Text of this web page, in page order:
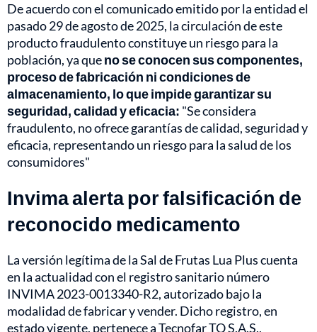
De acuerdo con el comunicado emitido por la entidad el
pasado 29 de agosto de 2025, la circulación de este
producto fraudulento constituye un riesgo para la
población, ya queno se conocen sus componentes,
proceso de fabricación ni condiciones de
almacenamiento, lo que impide garantizar su
seguridad, calidad y eficacia: "Se considera
fraudulento, no ofrece garantías de calidad, seguridad y
eficacia, representando un riesgo para la salud de los
consumidores"
Invima alerta por falsificación de
reconocido medicamento
La versión legítima de la Sal de Frutas Lua Plus cuenta
en la actualidad con el registro sanitario número
INVIMA 2023-0013340-R2, autorizado bajo la
modalidad de fabricar y vender. Dicho registro, en
estado vigente, pertenece a Tecnofar TQ S.A.S.,